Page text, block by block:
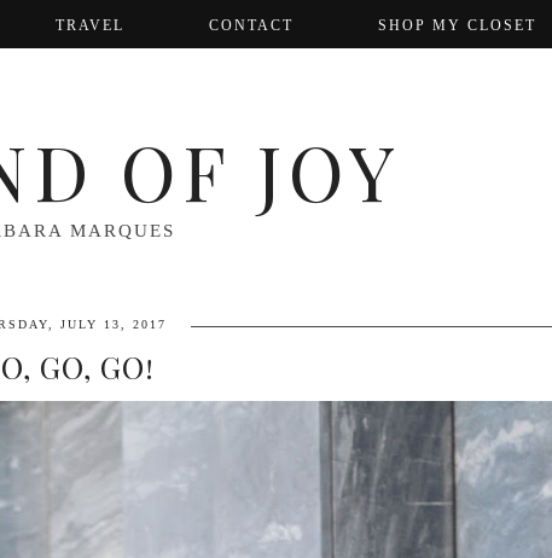
TRAVEL CONTACT SHOP MY CLOSET
OF JOY
MARQUES
JULY 13, 2017
GO, GO!